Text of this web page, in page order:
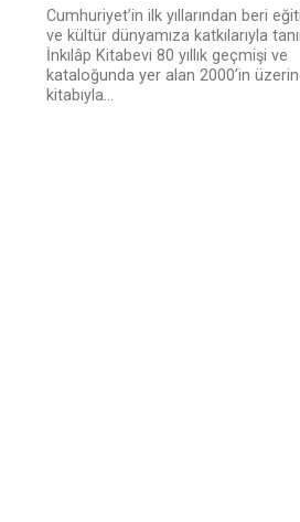
Cumhuriyet’in ilk yıllarından beri
ve kültür dünyamıza katkılarıyla
İnkılâp Kitabevi 80 yıllık geçmişi ve
kataloğunda yer alan 2000’in
kitabıyla...